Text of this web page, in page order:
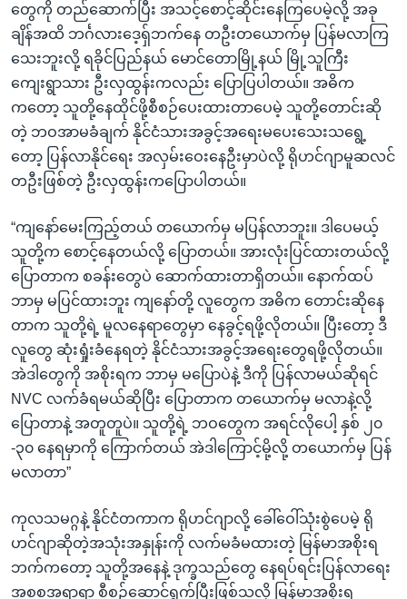
တွေကို တည်ဆောက်ပြီး အသင့်စောင့်ဆိုင်းနေကြပေမဲ့လို့ အခု
ချိန်အထိ ဘင်္ဂလားဒေ့ရှ်ဘက်နေ တဦးတယောက်မှ ပြန်မလာကြ
သေးဘူးလို့ ရခိုင်ပြည်နယ် မောင်တောမြို့နယ် မြို့သူကြီး
ကျေးရွာသား ဦးလှထွန်းကလည်း ပြောပြပါတယ်။ အဓိက
ကတော့ သူတို့နေထိုင်ဖို့စီစဉ်ပေးထားတာပေမဲ့ သူတို့တောင်းဆို
တဲ့ ဘဝအာမခံချက် နိုင်ငံသားအခွင့်အရေးမပေးသေးသရွေ့
တော့ ပြန်လာနိုင်ရေး အလှမ်းဝေးနေဦးမှာပဲလို့ ရိုဟင်ဂျာမူဆလင်
တဦးဖြစ်တဲ့ ဦးလှထွန်းကပြောပါတယ်။
“ကျနော်မေးကြည့်တယ် တယောက်မှ မပြန်လာဘူး။ ဒါပေမယ့်
သူတို့က စောင့်နေတယ်လို့ ပြောတယ်။ အားလုံးပြင်ထားတယ်လို့
ပြောတာက စခန်းတွေပဲ ဆောက်ထားတာရှိတယ်။ နောက်ထပ်
ဘာမှ မပြင်ထားဘူး ကျနော်တို့ လူတွေက အဓိက တောင်းဆိုနေ
တာက သူတို့ရဲ့ မူလနေရာတွေမှာ နေခွင့်ရဖို့လိုတယ်။ ပြီးတော့ ဒီ
လူတွေ ဆုံးရှုံးခံနေရတဲ့ နိုင်ငံသားအခွင့်အရေးတွေရဖို့လိုတယ်။
အဲဒါတွေကို အစိုးရက ဘာမှ မပြောပဲနဲ့ ဒီကို ပြန်လာမယ်ဆိုရင်
NVC လက်ခံရမယ်ဆိုပြီး ပြောတာက တယောက်မှ မလာနဲ့လို့
ပြောတာနဲ့ အတူတူပဲ။ သူတို့ရဲ့ ဘဝတွေက အရင်လိုပေါ့ နှစ် ၂၀
-၃၀ နေရမှာကို ကြောက်တယ် အဲဒါကြောင့်မို့လို့ တယောက်မှ ပြန်
မလာတာ”
ကုလသမဂ္ဂနဲ့ နိုင်ငံတကာက ရိုဟင်ဂျာလို့ ခေါ်ဝေါ်သုံးစွဲပေမဲ့ ရို
ဟင်ဂျာဆိုတဲ့အသုံးအနှုန်းကို လက်မခံမထားတဲ့ မြန်မာအစိုးရ
ဘက်ကတော့ သူတို့အနေနဲ့ ဒုက္ခသည်တွေ နေရပ်ရင်းပြန်လာရေး
အစစအရာရာ စီစဉ်ဆောင်ရွက်ပြီးဖြစ်သလို မြန်မာအစိုးရ